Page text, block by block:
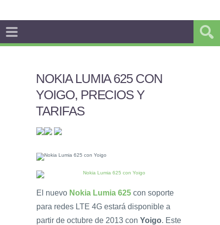
NOKIA LUMIA 625 CON
YOIGO, PRECIOS Y
TARIFAS
El nuevo Nokia Lumia 625 con soporte
para redes LTE 4G estará disponible a
partir de octubre de 2013 con Yoigo. Este